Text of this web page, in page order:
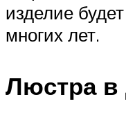
изделие
многих лет.
Люстра в